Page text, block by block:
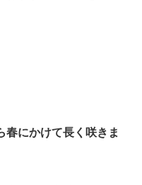
春にかけて長く咲きま